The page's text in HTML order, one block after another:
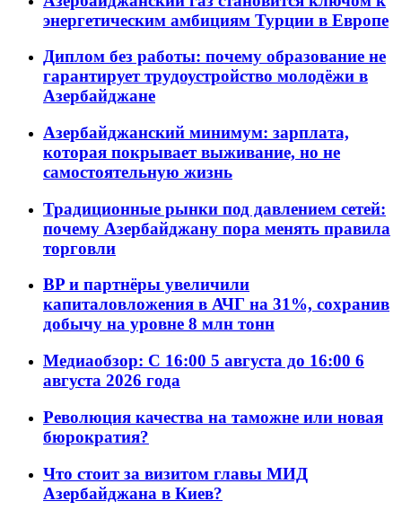
энергетическим амбициям Турции в Европе
Диплом без работы: почему образование не
гарантирует трудоустройство молодёжи в
Азербайджане
Азербайджанский минимум: зарплата,
которая покрывает выживание, но не
самостоятельную жизнь
Традиционные рынки под давлением сетей:
почему Азербайджану пора менять правила
торговли
BP и партнёры увеличили
капиталовложения в АЧГ на 31%, сохранив
добычу на уровне 8 млн тонн
Медиаобзор: С 16:00 5 августа до 16:00 6
августа 2026 года
Революция качества на таможне или новая
бюрократия?
Что стоит за визитом главы МИД
Азербайджана в Киев?